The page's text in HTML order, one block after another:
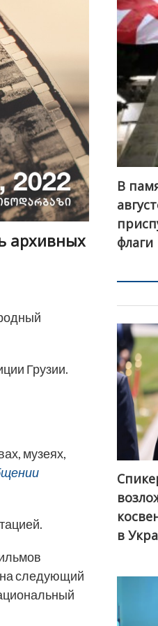
архивных
Грузии.
музеях,
на следующий
В
флаги
в